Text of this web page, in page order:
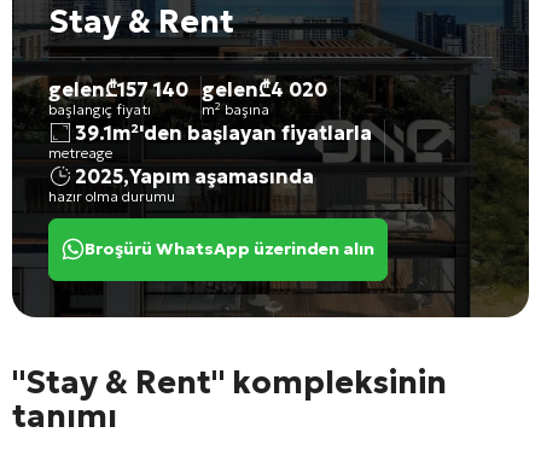
Stay & Rent
gelen₾157 140
başlangıç fiyatı
gelen₾4 020
m² başına
39.1m²'den başlayan fiyatlarla
metreage
2025,Yapım aşamasında
hazır olma durumu
Broşürü WhatsApp üzerinden alın
"Stay & Rent" kompleksinin
tanımı